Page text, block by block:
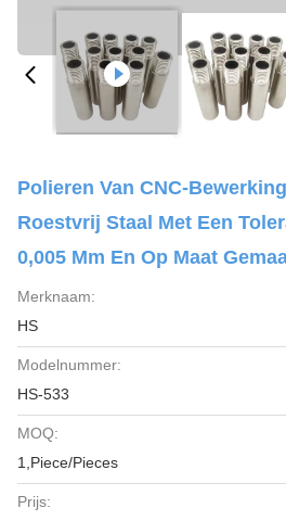
Polieren Van CNC-
Roestvrij Staal Met Een
0,005 Mm En Op Maat
Merknaam:
HS
Modelnummer:
HS-533
MOQ:
1,Piece/Pieces
Prijs: